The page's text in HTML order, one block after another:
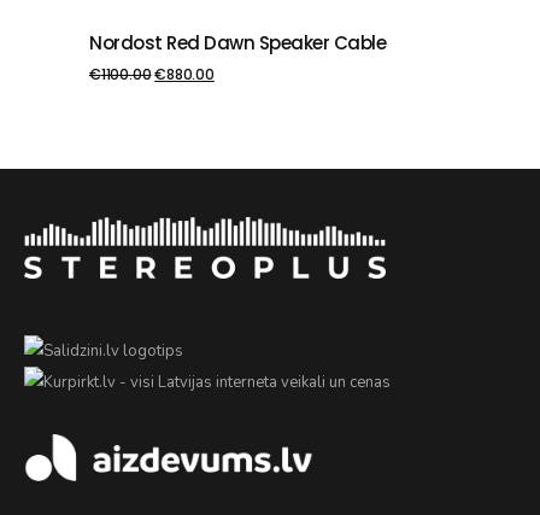
PIEVIENOT GROZAM
Nordost Red Dawn Speaker Cable
€1100.00€880.00